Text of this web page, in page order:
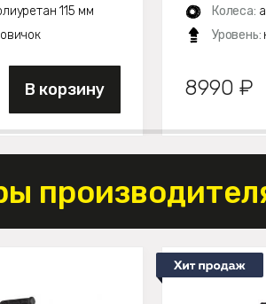
115 мм
В корзину
Колеса:
Уровень:
8990 ₽